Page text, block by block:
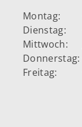
Montag:
Dienstag:
Mittwoch:
Donnerstag:
Freitag: